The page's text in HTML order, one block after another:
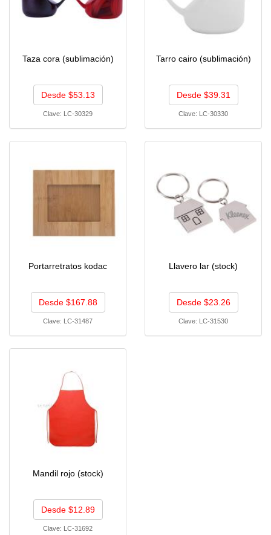
Taza cora (sublimación)
Desde $53.13
Clave: LC-30329
Tarro cairo (sublimación)
Desde $39.31
Clave: LC-30330
Portarretratos kodac
Desde $167.88
Clave: LC-31487
Llavero lar (stock)
Desde $23.26
Clave: LC-31530
Mandil rojo (stock)
Desde $12.89
Clave: LC-31692